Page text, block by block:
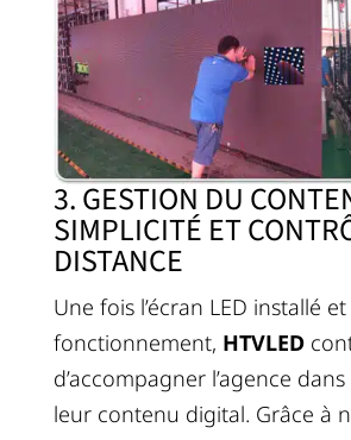
3. GESTION DU
SIMPLICITÉ ET
DISTANCE
Une fois l’écran LED installé
fonctionnement, HTVLED
d’accompagner l’agence
leur contenu digital. Grâce à